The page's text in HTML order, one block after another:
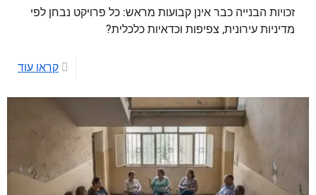
זכויות הבנייה כבר אינן קבועות מראש: כל פרויקט נבחן לפי
מדיניות עירונית, צפיפות וכדאיות כלכלית?
קראו עוד